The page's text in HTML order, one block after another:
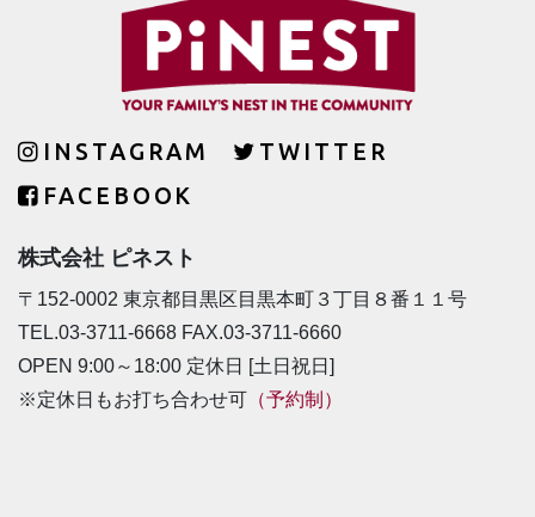
INSTAGRAM
TWITTER
FACEBOOK
株式会社 ピネスト
〒152-0002 東京都目黒区目黒本町３丁目８番１１号
TEL.03-3711-6668 FAX.03-3711-6660
OPEN 9:00～18:00 定休日 [土日祝日]
※定休日もお打ち合わせ可 （予約制）